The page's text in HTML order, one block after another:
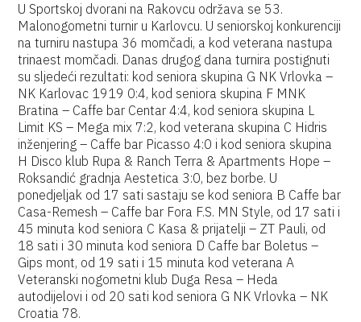
U Sportskoj dvorani na Rakovcu održava se 53.
Malonogometni turnir u Karlovcu. U seniorskoj konkurenciji
na turniru nastupa 36 momčadi, a kod veterana nastupa
trinaest momčadi. Danas drugog dana turnira postignuti
su sljedeći rezultati: kod seniora skupina G NK Vrlovka –
NK Karlovac 1919 0:4, kod seniora skupina F MNK
Bratina – Caffe bar Centar 4:4, kod seniora skupina L
Limit KS – Mega mix 7:2, kod veterana skupina C Hidris
inženjering – Caffe bar Picasso 4:0 i kod seniora skupina
H Disco klub Rupa & Ranch Terra & Apartments Hope –
Roksandić gradnja Aestetica 3:0, bez borbe. U
ponedjeljak od 17 sati sastaju se kod seniora B Caffe bar
Casa-Remesh – Caffe bar Fora F.S. MN Style, od 17 sati i
45 minuta kod seniora C Kasa & prijatelji – ZT Pauli, od
18 sati i 30 minuta kod seniora D Caffe bar Boletus –
Gips mont, od 19 sati i 15 minuta kod veterana A
Veteranski nogometni klub Duga Resa – Heda
autodijelovi i od 20 sati kod seniora G NK Vrlovka – NK
Croatia 78.